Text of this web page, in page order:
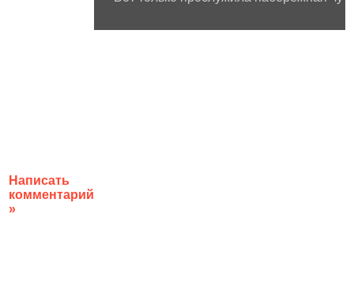
Написать
комментарий
»